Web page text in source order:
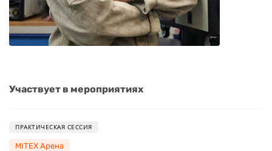
Участвует в мероприятиях
ПРАКТИЧЕСКАЯ СЕССИЯ
MITEX Арена